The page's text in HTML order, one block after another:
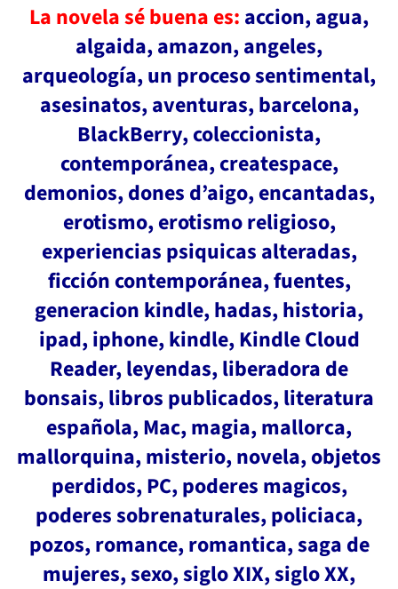
La novela sé buena es: accion, agua,
algaida, amazon, angeles,
arqueología, un proceso sentimental,
asesinatos, aventuras, barcelona,
BlackBerry, coleccionista,
contemporánea, createspace,
demonios, dones d’aigo, encantadas,
erotismo, erotismo religioso,
experiencias psiquicas alteradas,
ficción contemporánea, fuentes,
generacion kindle, hadas, historia,
ipad, iphone, kindle, Kindle Cloud
Reader, leyendas, liberadora de
bonsais, libros publicados, literatura
española, Mac, magia, mallorca,
mallorquina, misterio, novela, objetos
perdidos, PC, poderes magicos,
poderes sobrenaturales, policiaca,
pozos, romance, romantica, saga de
mujeres, sexo, siglo XIX, siglo XX,